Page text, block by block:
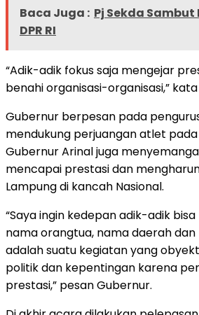
Baca Juga : Pj Sekda Sambut
DPR RI
“Adik-adik fokus saja mengejar
benahi organisasi-organisasi,”
Gubernur berpesan pada
mendukung perjuangan atlet pada
Gubernur Arinal juga
mencapai prestasi dan
Lampung di kancah Nasional.
“Saya ingin kedepan adik-adik
nama orangtua, nama daerah dan
adalah suatu kegiatan yang
politik dan kepentingan karena
prestasi,” pesan Gubernur.